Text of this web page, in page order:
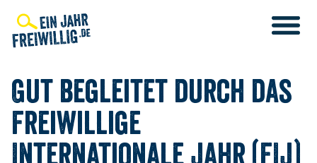
zum
Inhalt
Gut begleitet durch das
Freiwillige
Internationale Jahr (FIJ)